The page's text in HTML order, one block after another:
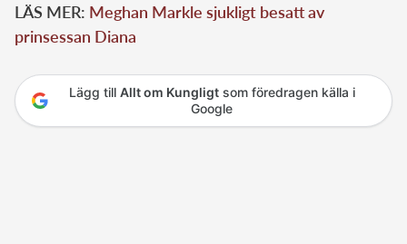
LÄS MER: Meghan Markle sjukligt besatt av
prinsessan Diana
Lägg till Allt om Kungligtsom föredragen källa i
Google